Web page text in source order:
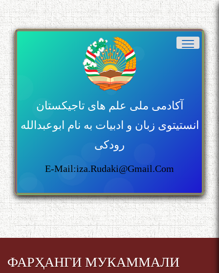
آکادمی ملی علم های تاجیکستان
انستیتوی زبان و ادبیات به نام ابوعبدالله
رودکی
E-Mail:iza.rudaki@gmail.com
ФАРҲАНГИ МУКАММАЛИ